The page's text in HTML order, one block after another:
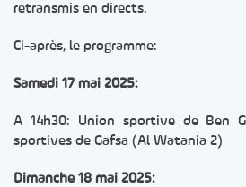
retransmis en directs.
Ci-après, le programme:
Samedi 17 mai 2025:
A 14h30: Union sportive de Ben
sportives de Gafsa (Al Watania 2)
Dimanche 18 mai 2025: